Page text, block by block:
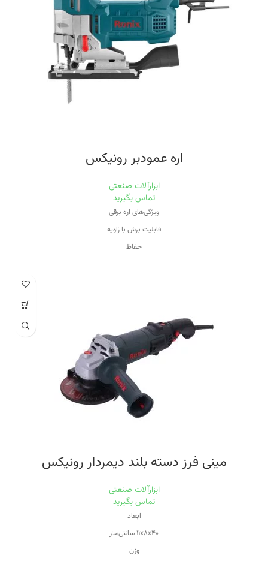
دارای سیستم دمنده باد جهت تمیز نمودن مسیر برش
با طراحی متوازن و دارای کفی فلزی جهت ارائه کارکرد عالی با نهایت دقت و کیفیت
دارای دکمه قفل کن سرعت و کلید بزرگ ماشه در وضعیت روشن
اقلام همراه خط کش، آچار، دو عدد ذغال ،یک عدد تیغ اره گرد به ابعاد
اره عمودبر رونیکس
ابزارآلات صنعتی
تماس بگیرید
ویژگی‌های اره برقی
قابلیت برش با زاویه
حفاظ
برق
ویژگی سرعت دستگاه
قابلیت کنترل سرعت
ظرفیت برش در چوب
۱۵۰ میلی‌متر
مینی فرز دسته بلند دیمردار رونیکس
ابزارآلات صنعتی
تماس بگیرید
ابعاد
۱۱x۸x۴۰ سانتی‌متر
وزن